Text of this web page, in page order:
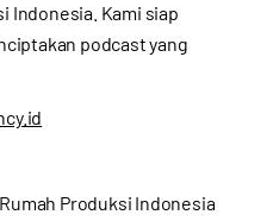
Indonesia. Kami siap
podcast yang
Produksi Indonesia